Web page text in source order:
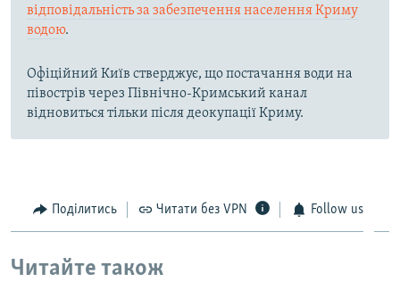
відповідальність за забезпечення населення Криму
водою.
Офіційний Київ стверджує, що постачання води на
півострів через Північно-Кримський канал
відновиться тільки після деокупації Криму.
Поділитись Читати без VPN Follow us
Читайте також